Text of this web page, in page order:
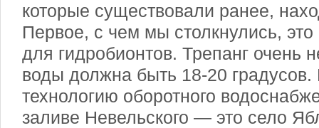
которые существовали ранее,
Первое, с чем мы столкнулись,
для гидробионтов. Трепанг очень
воды должна быть 18-20
технологию оборотного
заливе Невельского — это село